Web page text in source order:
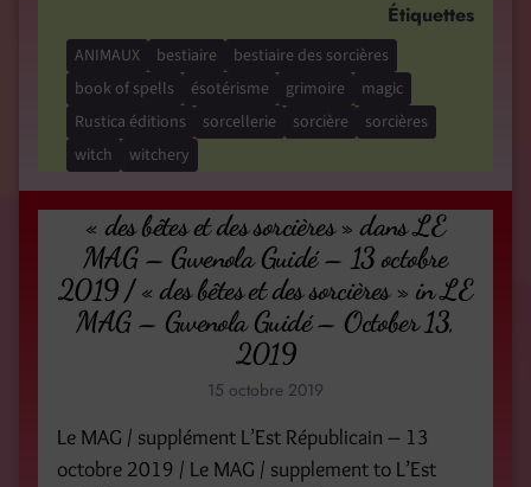
Étiquettes
ANIMAUX bestiaire
bestiaire des sorcières
book of spells
ésotérisme grimoire
magic
Rustica éditions
sorcellerie sorcière
sorcières
witch
witchery
« des bêtes et des sorcières » dans LE
MAG – Gwenola Guidé – 13 octobre
2019 / « des bêtes et des sorcières » in LE
MAG – Gwenola Guidé – October 13,
2019
15 octobre 2019
Le MAG / supplément L’Est Républicain – 13
octobre 2019 / Le MAG / supplement to L’Est